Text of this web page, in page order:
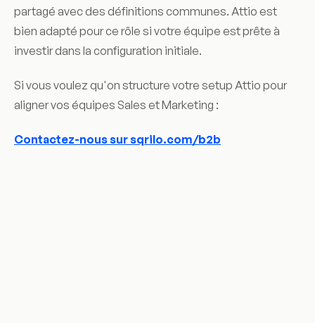
partagé avec des définitions communes. Attio est
bien adapté pour ce rôle si votre équipe est prête à
investir dans la configuration initiale.
Si vous voulez qu'on structure votre setup Attio pour
aligner vos équipes Sales et Marketing :
Contactez-nous sur sqrilo.com/b2b